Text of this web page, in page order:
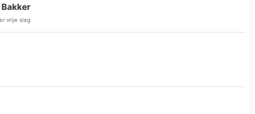
vrije slag